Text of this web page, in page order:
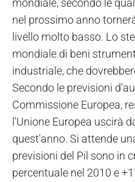
mondiale, secondo le
nel prossimo anno
livello molto basso. Lo
mondiale di beni
industriale, che
Secondo le previsioni
Commissione Europea,
l'Unione Europea uscirà
quest'anno. Si attende
previsioni del Pil sono in
percentuale nel 2010 e